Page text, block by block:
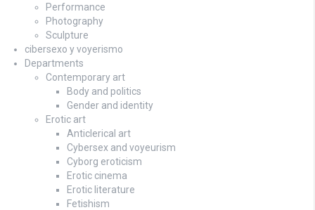
Performance
Photography
Sculpture
cibersexo y voyerismo
Departments
Contemporary art
Body and politics
Gender and identity
Erotic art
Anticlerical art
Cybersex and voyeurism
Cyborg eroticism
Erotic cinema
Erotic literature
Fetishism